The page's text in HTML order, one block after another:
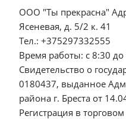
ООО "Ты прекрасна"
Ясеневая, д. 5/2 к. 41
Тел.: +375297332555
Время работы: с 8:30 до
Свидетельство о
0180437, выданное
района г. Бреста от
Регистрация в